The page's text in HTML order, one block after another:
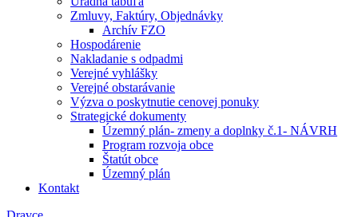
Zmluvy, Faktúry, Objednávky
Archív FZO
Hospodárenie
Nakladanie s odpadmi
Verejné vyhlášky
Verejné obstarávanie
Výzva o poskytnutie cenovej ponuky
Strategické dokumenty
Územný plán- zmeny a doplnky č.1- NÁVRH
Program rozvoja obce
Štatút obce
Územný plán
Kontakt